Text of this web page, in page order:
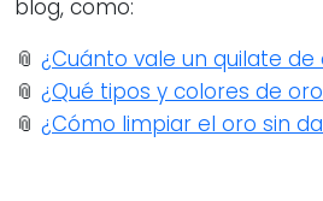
blog, como:
📎 ¿Cuánto vale un quilate de
📎 ¿Qué tipos y colores de
📎 ¿Cómo limpiar el oro sin